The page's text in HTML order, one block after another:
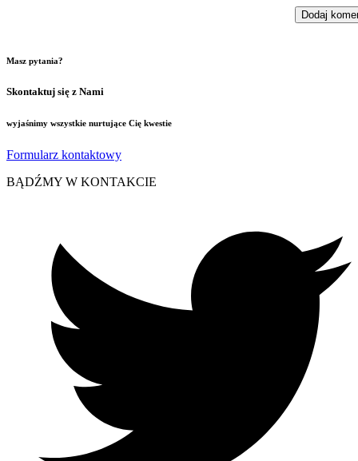
Masz pytania?
Skontaktuj się z Nami
wyjaśnimy wszystkie nurtujące Cię kwestie
Formularz kontaktowy
BĄDŹMY W KONTAKCIE